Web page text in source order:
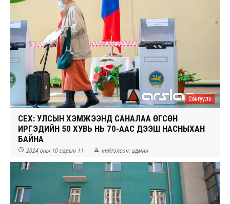
Сонгууль
СЕХ: УЛСЫН ХЭМЖЭЭНД САНАЛАА ӨГСӨН
ИРГЭДИЙН 50 ХУВЬ НЬ 70-ААС ДЭЭШ НАСНЫХАН
БАЙНА
 2024 оны 10 сарын 11  нийтэлсэн: админ